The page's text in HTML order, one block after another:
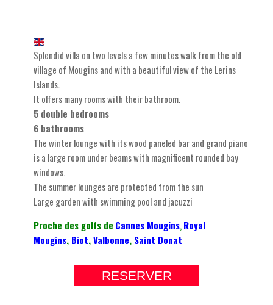
Splendid villa on two levels a few minutes walk from the old
village of Mougins and with a beautiful view of the Lerins
Islands.
It offers many rooms with their bathroom.
5 double bedrooms
6 bathrooms
The winter lounge with its wood paneled bar and grand piano
is a large room under beams with magnificent rounded bay
windows.
The summer lounges are protected from the sun
Large garden with swimming pool and jacuzzi
Proche des golfs de Cannes Mougins,Royal
Mougins, Biot,Valbonne, Saint Donat
RESERVER